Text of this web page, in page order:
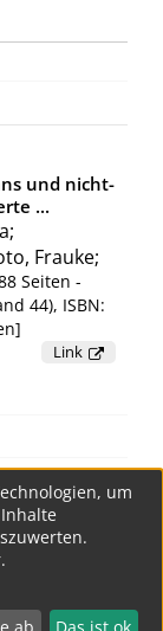
und nicht-
...
Frauke;
Seiten -
44), ISBN:
Link
um